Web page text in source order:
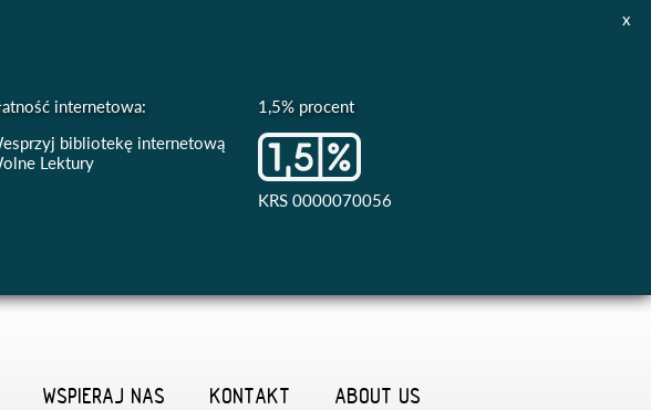
internetowa:
bibliotekę internetową
Lektury
1,5% procent
KRS 0000070056
x
ABOUT US
KONTAKT
WSPIERAJ NAS